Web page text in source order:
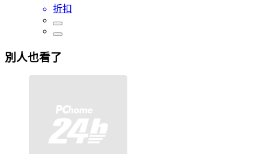
折扣
別人也看了